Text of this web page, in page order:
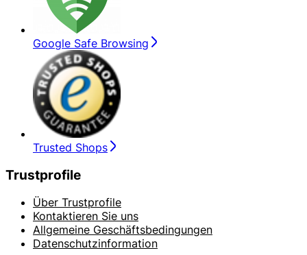
Google Safe Browsing
Trusted Shops
Trustprofile
Über Trustprofile
Kontaktieren Sie uns
Allgemeine Geschäftsbedingungen
Datenschutzinformation